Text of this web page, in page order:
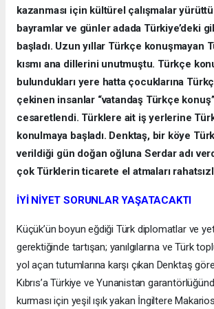
kazanması için kültürel çalışmalar
bayramlar ve günler adada Türkiye’deki
başladı. Uzun yıllar Türkçe konuşmayan
kısmı ana dillerini unutmuştu. Türkçe
bulundukları yere hatta çocuklarına
çekinen insanlar “vatandaş Türkçe
cesaretlendi. Türklere ait iş yerlerine
konulmaya başladı. Denktaş, bir köye
verildiği gün doğan oğluna Serdar adı
çok Türklerin ticarete el atmaları
İYİ NİYET SORUNLAR YAŞATACAKTI
Küçük’ün boyun eğdiği Türk diplomatlar ve
gerektiğinde tartışan; yanılgılarına ve Türk
yol açan tutumlarına karşı çıkan Denktaş
Kıbrıs’a Türkiye ve Yunanistan
kurması için yeşil ışık yakan İngiltere